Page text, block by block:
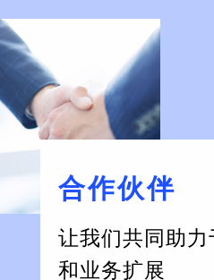
合作伙伴
让我们共同助
和业务扩展